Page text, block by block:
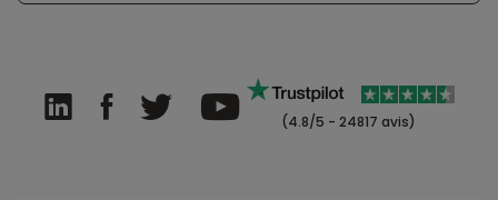
(4.8/5 - 24817 avis)